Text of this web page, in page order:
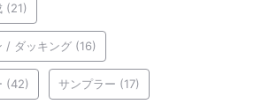
(21)
/ ダッキング (16)
(42) サンプラー (17)